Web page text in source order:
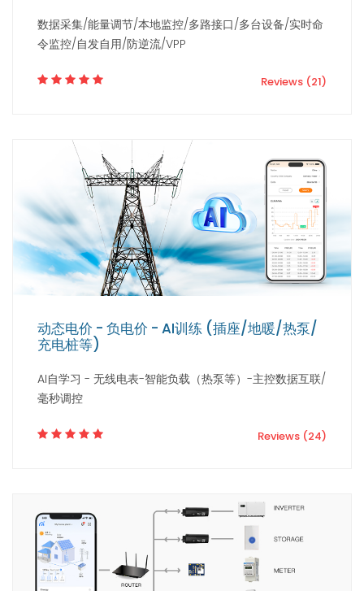
数据采集/能量调节/本地监控/多路接口/多台设备/实时命
令监控/自发自用/防逆流/VPP
Reviews (21)
动态电价 - 负电价 - AI训练 (插座/地暖/热泵/
充电桩等)
AI自学习 - 无线电表-智能负载（热泵等）-主控数据互联/
毫秒调控
Reviews (24)